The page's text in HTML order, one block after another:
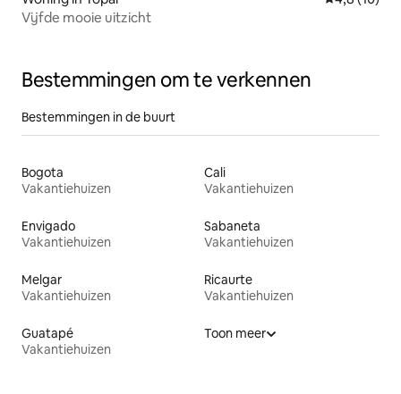
Vijfde mooie uitzicht
Bestemmingen om te verkennen
Bestemmingen in de buurt
Bogota
Vakantiehuizen
Cali
Vakantiehuizen
Envigado
Vakantiehuizen
Sabaneta
Vakantiehuizen
Melgar
Vakantiehuizen
Ricaurte
Vakantiehuizen
Guatapé
Vakantiehuizen
Toon meer